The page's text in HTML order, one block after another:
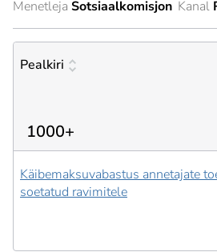
Menetleja Sotsiaalkomisjon Kanal
Pealkiri
1000+
Käibemaksuvabastus annetajate
soetatud ravimitele